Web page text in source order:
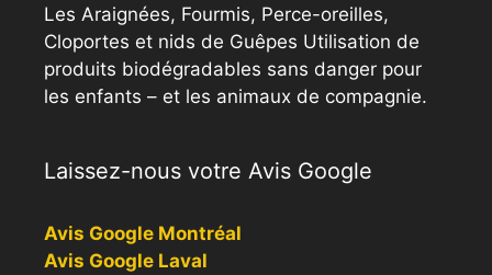
Les Araignées, Fourmis, Perce-oreilles,
Cloportes et nids de Guêpes Utilisation de
produits biodégradables sans danger pour
les enfants – et les animaux de compagnie.
Laissez-nous votre Avis Google
Avis Google Montréal
Avis Google Laval